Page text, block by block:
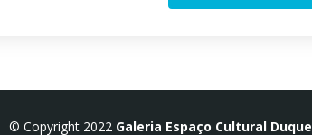
© Copyright 2022 Galeria Espaço Cultural Duque